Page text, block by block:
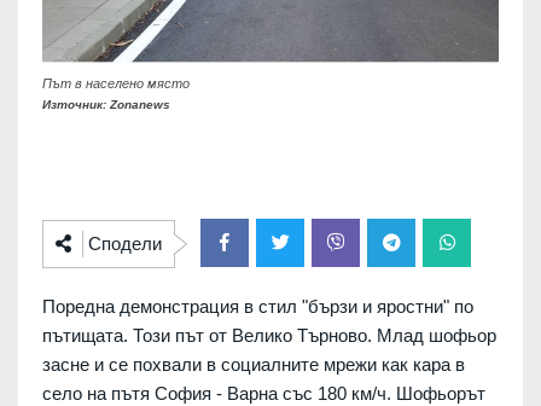
Път в населено място
Източник: Zonanews
Сподели
Поредна демонстрация в стил "бързи и яростни" по
пътищата. Този път от Велико Търново. Млад шофьор
засне и се похвали в социалните мрежи как кара в
село на пътя София - Варна със 180 км/ч. Шофьорът